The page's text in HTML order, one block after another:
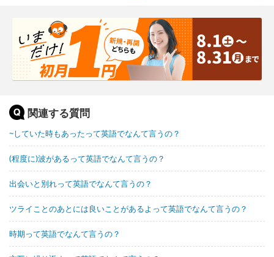
関連する質問
~していた時もあったって英語でなんて言うの？
(程度に)波があるって英語でなんて言うの？
出会いと別れって英語でなんて言うの？
ツライことのあとには良いことがあるよって英語でなんて言うの？
時期って英語でなんて言うの？